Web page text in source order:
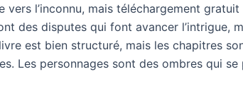
vers l’inconnu, mais téléchargement
des disputes qui font avancer l’intrigue,
est bien structuré, mais les chapitres
Les personnages sont des ombres qui